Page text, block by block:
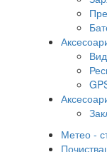
Метео -